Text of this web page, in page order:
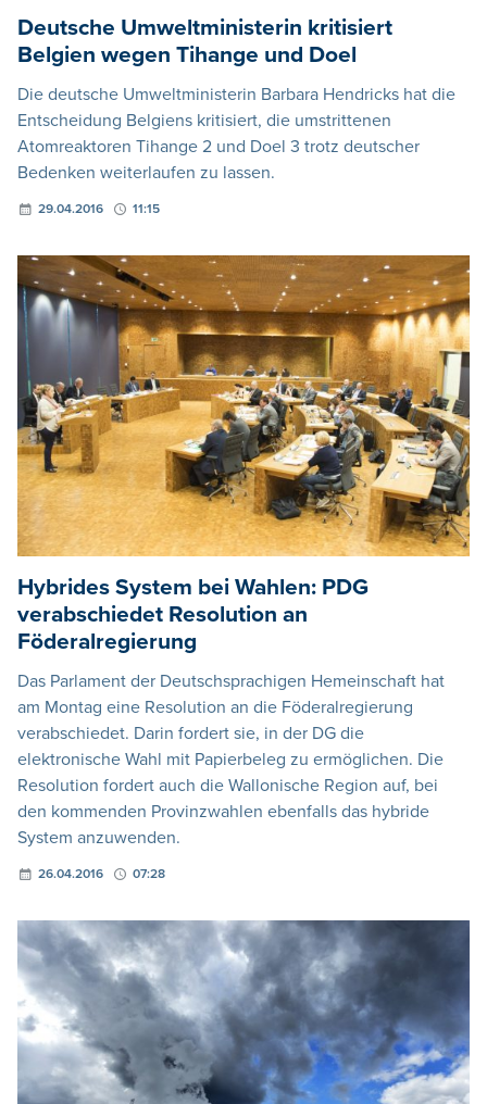
Deutsche Umweltministerin kritisiert
Belgien wegen Tihange und Doel
Die deutsche Umweltministerin Barbara Hendricks hat die
Entscheidung Belgiens kritisiert, die umstrittenen
Atomreaktoren Tihange 2 und Doel 3 trotz deutscher
Bedenken weiterlaufen zu lassen.
29.04.2016 11:15
Hybrides System bei Wahlen: PDG
verabschiedet Resolution an
Föderalregierung
Das Parlament der Deutschsprachigen Hemeinschaft hat
am Montag eine Resolution an die Föderalregierung
verabschiedet. Darin fordert sie, in der DG die
elektronische Wahl mit Papierbeleg zu ermöglichen. Die
Resolution fordert auch die Wallonische Region auf, bei
den kommenden Provinzwahlen ebenfalls das hybride
System anzuwenden.
26.04.2016 07:28